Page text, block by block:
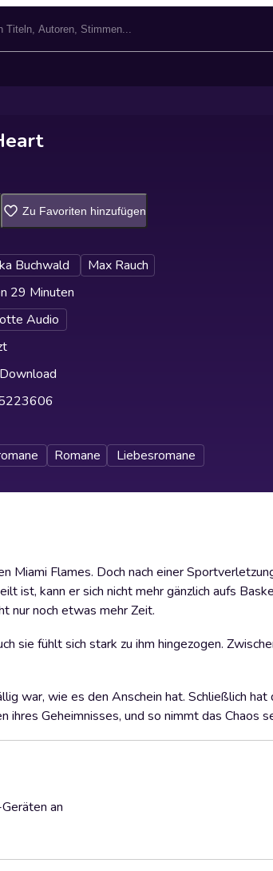
Zu Favoriten hinzufügen
Buchwald
Max Rauch
29 Minuten
Audio
Romane Liebesromane
Miami Flames. Doch nach einer
ist, kann er sich nicht mehr gänzlich aufs
nur noch etwas mehr Zeit.
sie fühlt sich stark zu ihm hingezogen.
war, wie es den Anschein hat. Schließlich hat
Geheimnisses, und so nimmt das Chaos
an